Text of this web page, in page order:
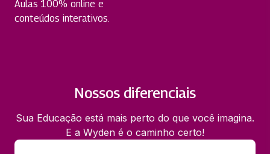
Aulas 100% online e
conteúdos interativos.
Nossos diferenciais
Sua Educação está mais perto do que você imagina.
E a Wyden é o caminho certo!